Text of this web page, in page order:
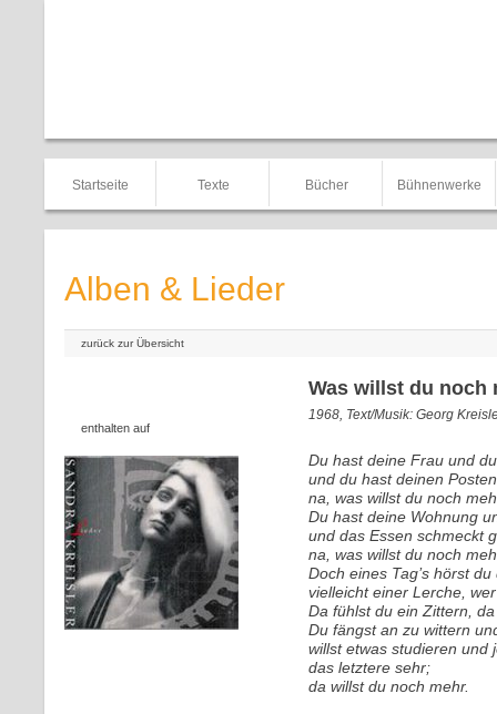
Startseite Texte Bücher Bühnenwerke
Alben & Lieder
zurück zur Übersicht
enthalten auf
Was willst du noch
1968, Text/Musik: Georg
Du hast deine Frau und
und du hast deinen
na, was willst du noch
Du hast deine Wohnung
und das Essen schmeckt
na, was willst du noch
Doch eines Tag’s hörst
vielleicht einer Lerche,
Da fühlst du ein Zittern,
Du fängst an zu wittern
willst etwas studieren und
das letztere sehr;
da willst du noch mehr.